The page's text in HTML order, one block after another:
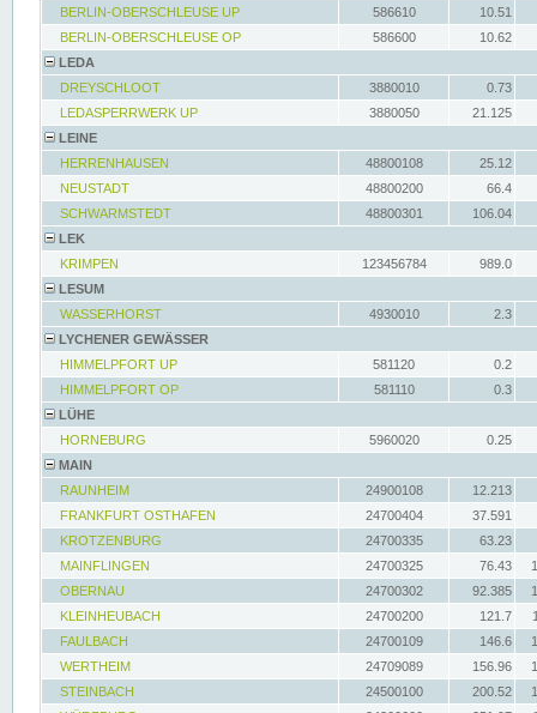
BERLIN-OBERSCHLEUSE UP
586610
10.51
BERLIN-OBERSCHLEUSE OP
586600
10.62
LEDA
DREYSCHLOOT
3880010
0.73
LEDASPERRWERK UP
3880050
21.125
LEINE
HERRENHAUSEN
48800108
25.12
NEUSTADT
48800200
66.4
SCHWARMSTEDT
48800301
106.04
LEK
KRIMPEN
123456784
989.0
LESUM
WASSERHORST
4930010
2.3
LYCHENER GEWÄSSER
HIMMELPFORT UP
581120
0.2
HIMMELPFORT OP
581110
0.3
LÜHE
HORNEBURG
5960020
0.25
MAIN
RAUNHEIM
24900108
12.213
FRANKFURT OSTHAFEN
24700404
37.591
KROTZENBURG
24700335
63.23
MAINFLINGEN
24700325 76.43
OBERNAU
24700302 92.385
KLEINHEUBACH
24700200 121.7
FAULBACH
24700109 146.6
WERTHEIM
24709089 156.96
STEINBACH
24500100 200.52